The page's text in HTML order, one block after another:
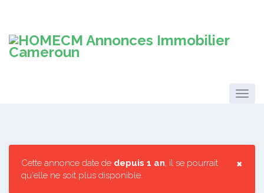
×
Cette annonce date de depuis 1 an, il se pourrait
qu'elle ne soit plus disponible.